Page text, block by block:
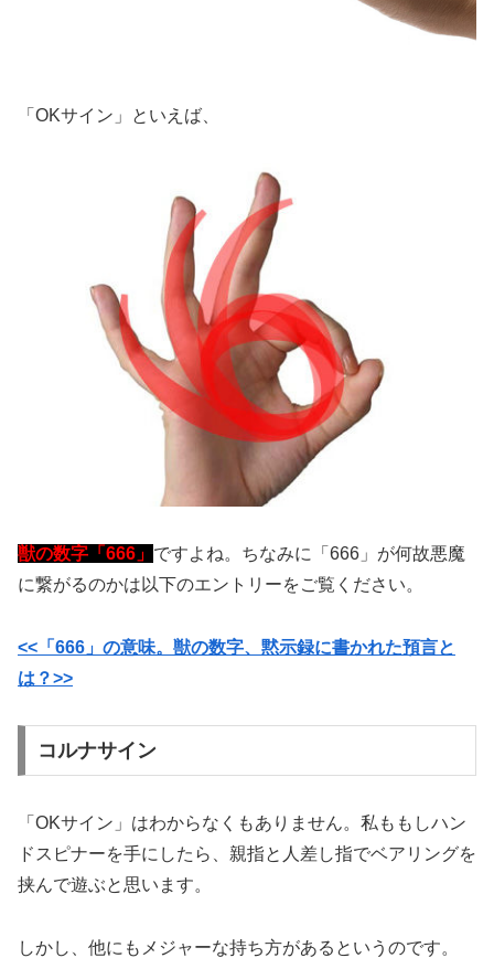
「OKサイン」といえば、
獣の数字「666」 ですよね。ちなみに「666」が何故悪魔
に繋がるのかは以下のエントリーをご覧ください。
<<「666」の意味。獣の数字、黙示録に書かれた預言と
は？>>
コルナサイン
「OKサイン」はわからなくもありません。私ももしハン
ドスピナーを手にしたら、親指と人差し指でベアリングを
挟んで遊ぶと思います。
しかし、他にもメジャーな持ち方があるというのです。